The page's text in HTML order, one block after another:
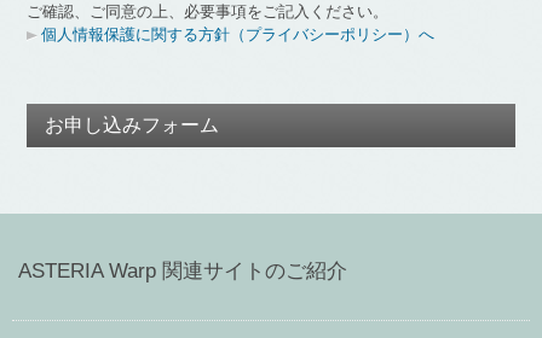
ご確認、ご同意の上、必要事項をご記入ください。
個人情報保護に関する方針（プライバシーポリシー）へ
お申し込みフォーム
ASTERIA Warp 関連サイトのご紹介